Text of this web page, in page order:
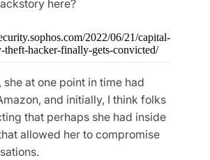
here?
2022/06/21/capital-
theft-hacker-finally-gets-convicted/
she at one point in time had
and initially, I think folks
that perhaps she had inside
allowed her to compromise